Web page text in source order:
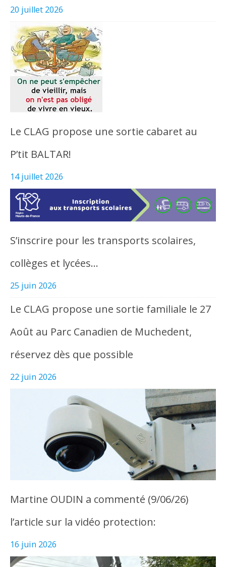
20 juillet 2026
Le CLAG propose une sortie cabaret au
P’tit BALTAR!
14 juillet 2026
S’inscrire pour les transports scolaires,
collèges et lycées…
25 juin 2026
Le CLAG propose une sortie familiale le 27
Août au Parc Canadien de Muchedent,
réservez dès que possible
22 juin 2026
Martine OUDIN a commenté (9/06/26)
l’article sur la vidéo protection:
16 juin 2026